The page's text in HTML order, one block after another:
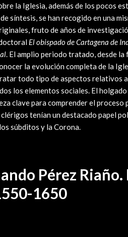
la Iglesia, además de los pocos
síntesis, se han recogido en una
fruto de años de
El obispado de Cartagena de
. El amplio periodo tratado, desde la
la evolución completa de la
todo tipo de aspectos relativos
los elementos sociales. El
clave para comprender el proceso
tenían un destacado papel
súbditos y la Corona.
Pérez
1650